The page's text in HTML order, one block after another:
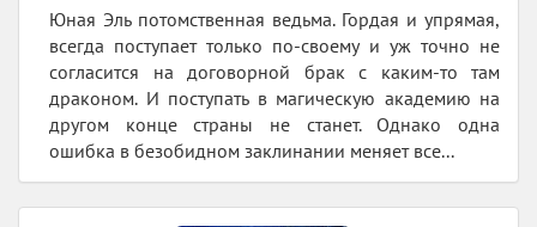
Юная Эль потомственная ведьма. Гордая и упрямая,
всегда поступает только по-своему и уж точно не
согласится на договорной брак с каким-то там
драконом. И поступать в магическую академию на
другом конце страны не станет. Однако одна
ошибка в безобидном заклинании меняет все...